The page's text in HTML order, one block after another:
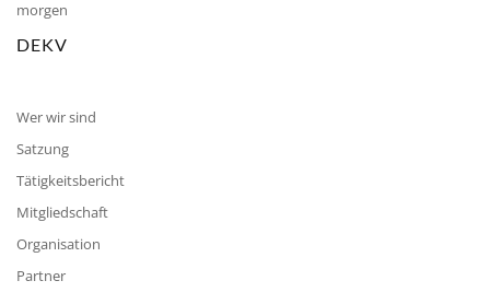
morgen
DEKV
Wer wir sind
Satzung
Tätigkeitsbericht
Mitgliedschaft
Organisation
Partner